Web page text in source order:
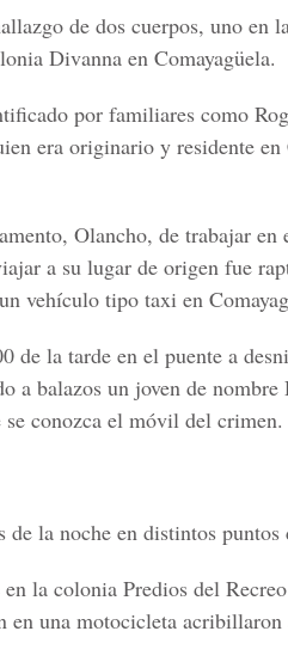
de dos cuerpos, uno en
Divanna en Comayagüela.
por familiares como
era originario y residente en
Olancho, de trabajar en
a su lugar de origen fue
vehículo tipo taxi en
de la tarde en el puente a
a balazos un joven de nombre
conozca el móvil del crimen.
la noche en distintos puntos
la colonia Predios del
en una motocicleta acribillaron